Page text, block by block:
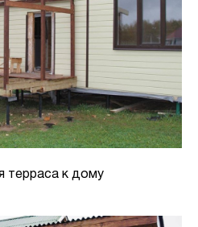
терраса к дому